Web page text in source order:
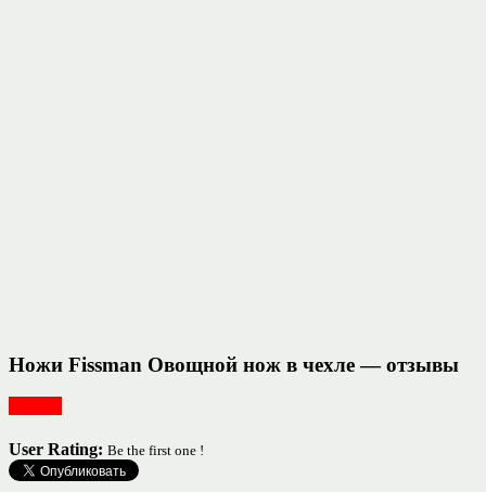
Ножи Fissman Овощной нож в чехле — отзывы
User Rating: Be the first one !